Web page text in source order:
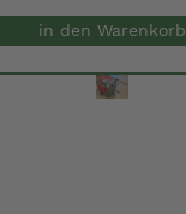
in den Warenkorb